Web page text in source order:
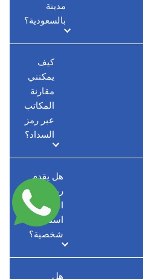
مدينة
بالسعودية؟
كيف
يمكنني
مقارنة
المكاتب
عبر رمز
السداد؟
هل يقدم
رمز
السداد
استشارات
شخصية؟
هل